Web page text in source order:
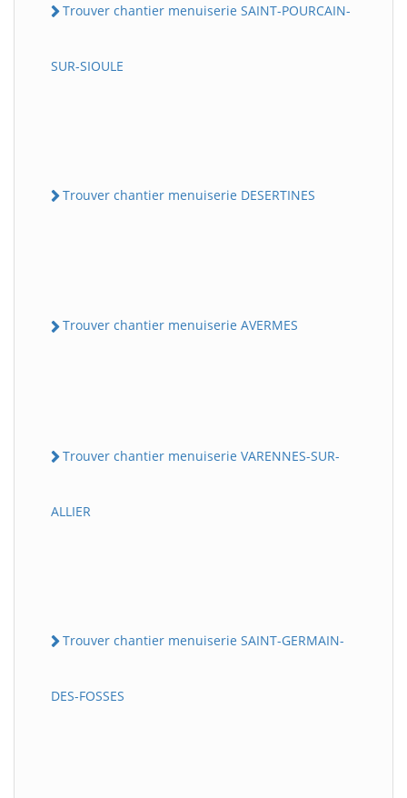
Trouver chantier menuiserie SAINT-POURCAIN-
SUR-SIOULE
Trouver chantier menuiserie DESERTINES
Trouver chantier menuiserie AVERMES
Trouver chantier menuiserie VARENNES-SUR-
ALLIER
Trouver chantier menuiserie SAINT-GERMAIN-
DES-FOSSES